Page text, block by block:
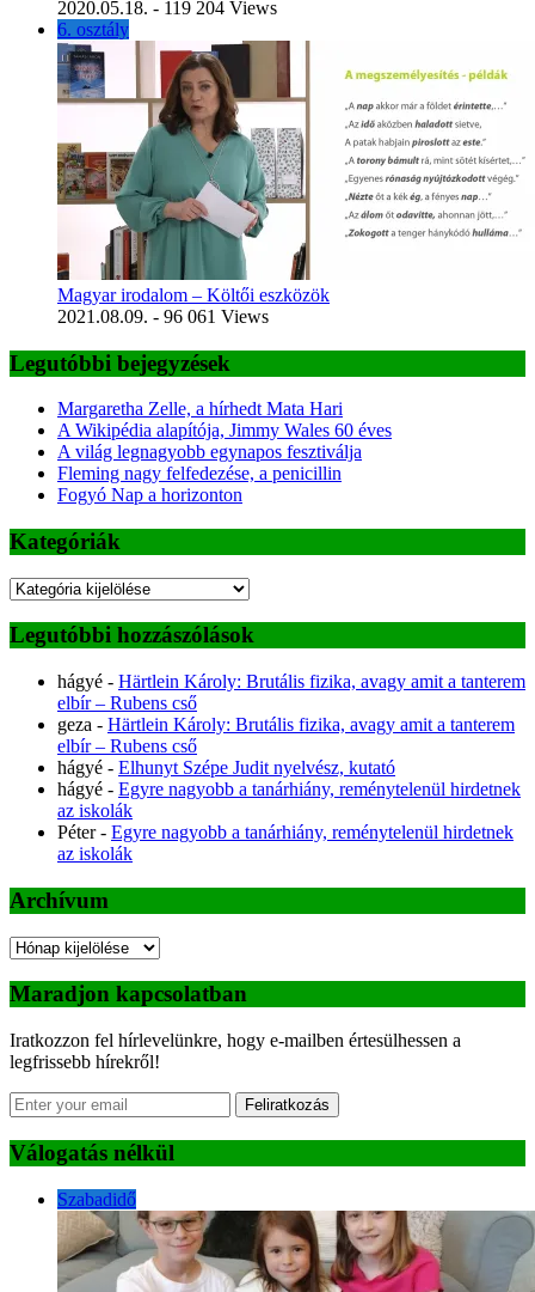
2020.05.18. - 119 204 Views
6. osztály
Magyar irodalom – Költői eszközök
2021.08.09. - 96 061 Views
Legutóbbi bejegyzések
Margaretha Zelle, a hírhedt Mata Hari
A Wikipédia alapítója, Jimmy Wales 60 éves
A világ legnagyobb egynapos fesztiválja
Fleming nagy felfedezése, a penicillin
Fogyó Nap a horizonton
Kategóriák
Kategóriák
Legutóbbi hozzászólások
hágyé - Härtlein Károly: Brutális fizika, avagy amit a tanterem
elbír – Rubens cső
geza - Härtlein Károly: Brutális fizika, avagy amit a tanterem
elbír – Rubens cső
hágyé - Elhunyt Szépe Judit nyelvész, kutató
hágyé - Egyre nagyobb a tanárhiány, reménytelenül hirdetnek
az iskolák
Péter- Egyre nagyobb a tanárhiány, reménytelenül hirdetnek
az iskolák
Archívum
Archívum
Maradjon kapcsolatban
Iratkozzon fel hírlevelünkre, hogy e-mailben értesülhessen a
legfrissebb hírekről!
Feliratkozás
Válogatás nélkül
Szabadidő